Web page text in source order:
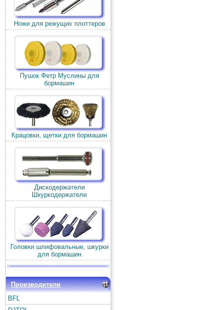
Ножи для режущих плоттеров
Пушок Фетр Муслины для
бормашин
Крацовки, щетки для бормашин
Дискодержатели
Шкуркодержатели
Головки шлифовальные, шкурки
для бормашин
Производители
BFL